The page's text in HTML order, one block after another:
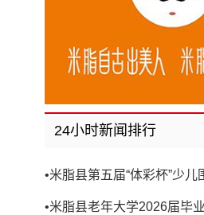
24小时新闻排行
•米脂县第五届“体彩杯”少
•米脂县老年大学2026届毕